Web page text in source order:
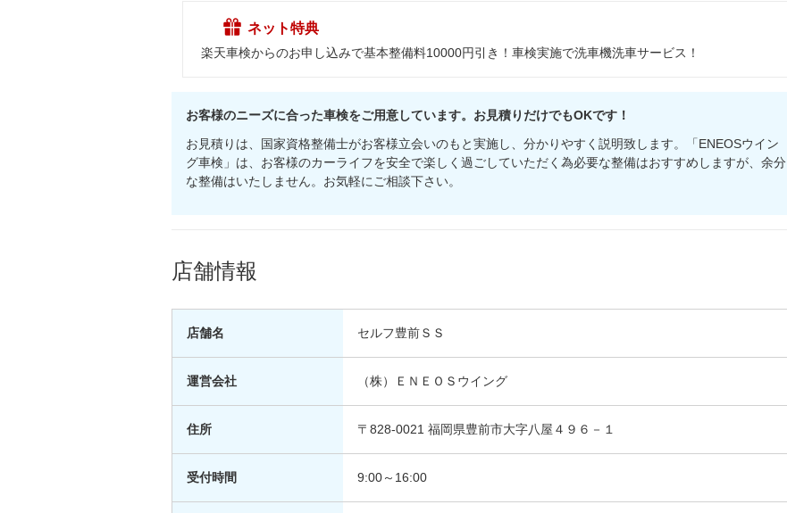
ネット特典
楽天車検からのお申し込みで基本整備料10000円引き！車検実施で洗車機洗車サービス！
お客様のニーズに合った車検をご用意しています。お見積りだけでもOKです！
お見積りは、国家資格整備士がお客様立会いのもと実施し、分かりやすく説明致します。「ENEOSウイン
グ車検」は、お客様のカーライフを安全で楽しく過ごしていただく為必要な整備はおすすめしますが、余分
な整備はいたしません。お気軽にご相談下さい。
店舗情報
店舗名 セルフ豊前ＳＳ
運営会社 （株）ＥＮＥＯＳウイング
住所 〒828-0021 福岡県豊前市大字八屋４９６－１
受付時間 9:00～16:00